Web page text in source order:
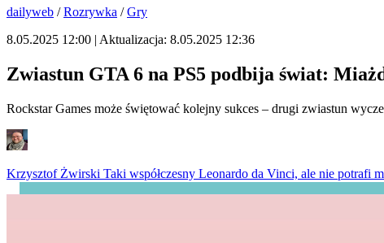
dailyweb /Rozrywka /Gry
8.05.2025 12:00 | Aktualizacja: 8.05.2025 12:36
Zwiastun GTA 6 na PS5 podbija świat:
Rockstar Games może świętować kolejny sukces – drugi zwiastun
Krzysztof Żwirski Taki współczesny Leonardo da Vinci, ale nie potrafi